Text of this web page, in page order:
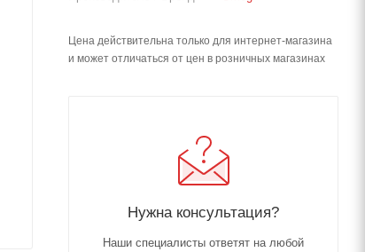
Цена действительна только для интернет-магазина
и может отличаться от цен в розничных магазинах
Нужна консультация?
Наши специалисты ответят на любой